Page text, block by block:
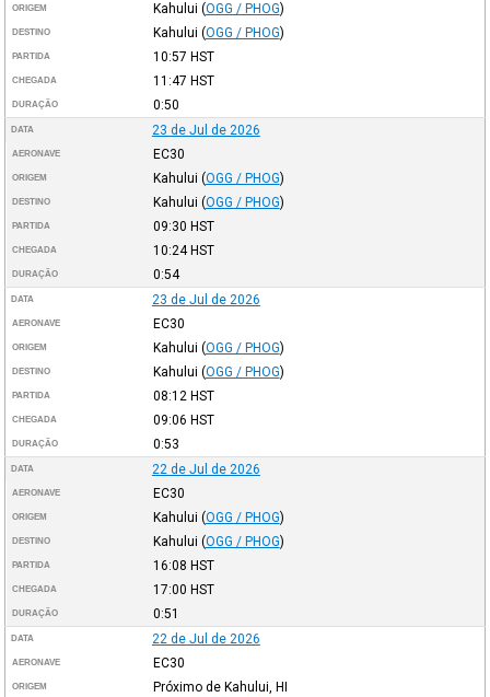
ORIGEM Kahului (OGG / PHOG)
DESTINO Kahului (OGG / PHOG)
PARTIDA 10:57 HST
CHEGADA 11:47 HST
DURAÇÃO 0:50
DATA 23 de Jul de 2026
AERONAVE EC30
ORIGEM Kahului (OGG / PHOG)
DESTINO Kahului (OGG / PHOG)
PARTIDA 09:30 HST
CHEGADA 10:24HST
DURAÇÃO 0:54
DATA 23 de Jul de 2026
AERONAVE EC30
ORIGEM Kahului (OGG / PHOG)
DESTINO Kahului (OGG / PHOG)
PARTIDA 08:12 HST
CHEGADA 09:06 HST
DURAÇÃO 0:53
DATA 22 de Jul de 2026
AERONAVE EC30
ORIGEM Kahului (OGG / PHOG)
DESTINO Kahului (OGG / PHOG)
PARTIDA 16:08 HST
CHEGADA 17:00 HST
DURAÇÃO 0:51
DATA 22 de Jul de 2026
AERONAVE EC30
ORIGEM Próximo de Kahului, HI